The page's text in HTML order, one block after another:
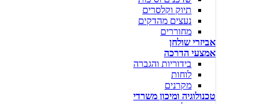
תיוק וקלסרים
נעצים מהדקים
מחוררים
אביזרי שולחן
אמצעי הדרכה
בידוריות והגברה
לוחות
מקרנים
טכנולוגיה ומיכון משרדי